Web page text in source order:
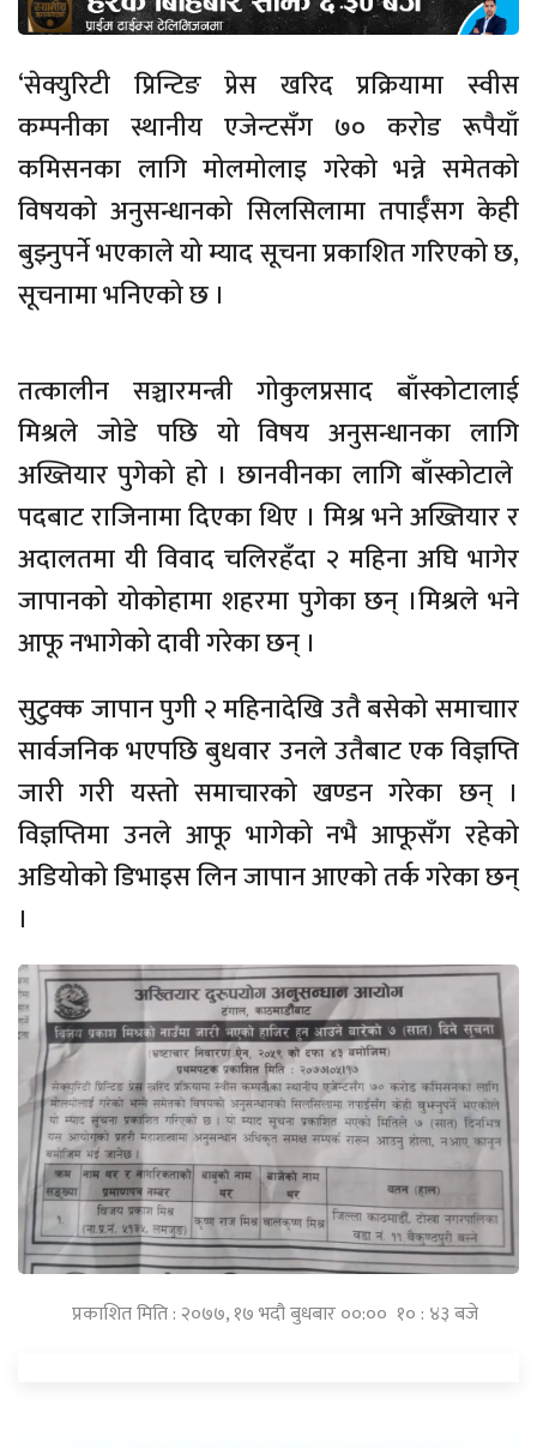
‘सेक्युरिटी प्रिन्टिङ प्रेस खरिद प्रक्रियामा स्वीस
कम्पनीका स्थानीय एजेन्टसँग ७० करोड रूपैयाँ
कमिसनका लागि मोलमोलाइ गरेको भन्ने समेतको
विषयको अनुसन्धानको सिलसिलामा तपाईँसग केही
बुझ्नुपर्ने भएकाले यो म्याद सूचना प्रकाशित गरिएको छ,
सूचनामा भनिएको छ ।
तत्कालीन सञ्चारमन्त्री गोकुलप्रसाद बाँस्कोटालाई
मिश्रले जोडे पछि यो विषय अनुसन्धानका लागि
अख्तियार पुगेको हो । छानवीनका लागि बाँस्कोटाले
पदबाट राजिनामा दिएका थिए । मिश्र भने अख्तियार र
अदालतमा यी विवाद चलिरहँदा २ महिना अघि भागेर
जापानको योकोहामा शहरमा पुगेका छन् ।मिश्रले भने
आफू नभागेको दावी गरेका छन् ।
सुटुक्क जापान पुगी २ महिनादेखि उतै बसेको समाचाार
सार्वजनिक भएपछि बुधवार उनले उतैबाट एक विज्ञप्ति
जारी गरी यस्तो समाचारको खण्डन गरेका छन् ।
विज्ञप्तिमा उनले आफू भागेको नभै आफूसँग रहेको
अडियोको डिभाइस लिन जापान आएको तर्क गरेका छन्
।
प्रकाशित मिति : २०७७, १७ भदौ बुधबार ००:०० १० : ४३ बजे